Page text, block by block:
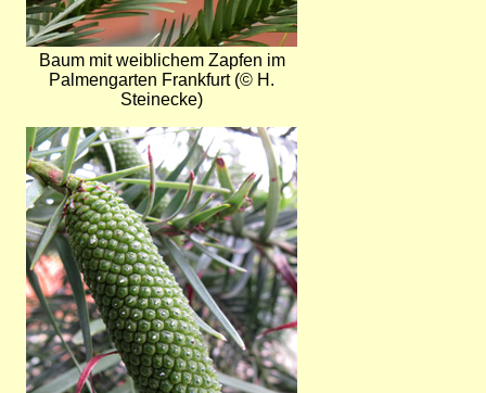
Baum mit weiblichem Zapfen im
Palmengarten Frankfurt (© H.
Steinecke)
Bild